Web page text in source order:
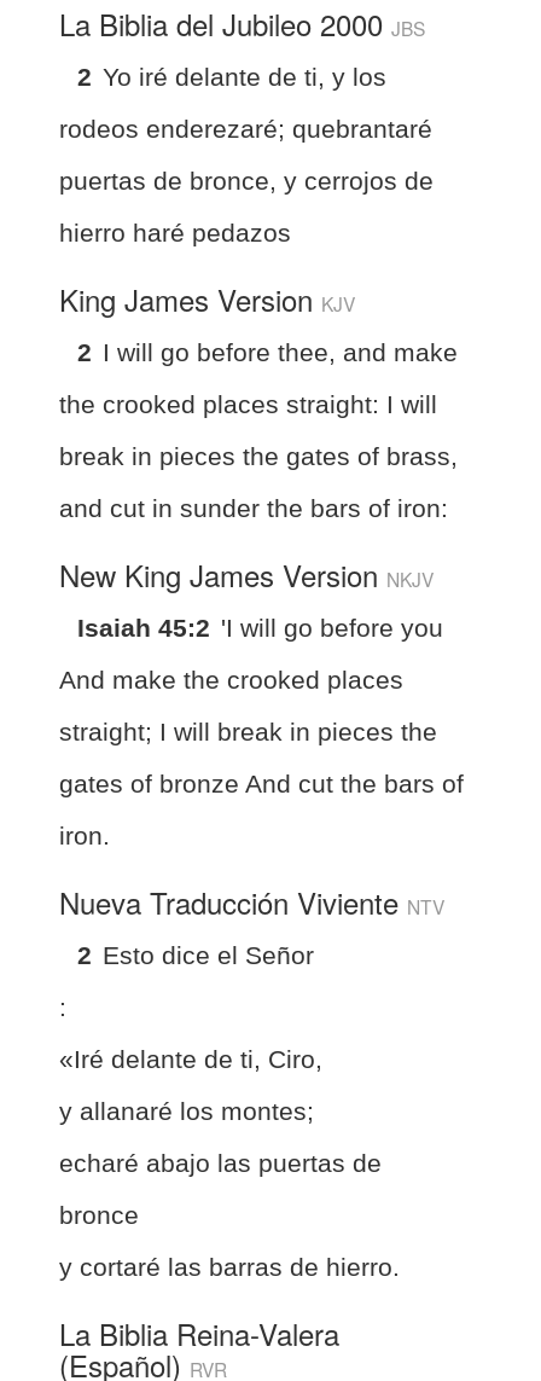
La Biblia del Jubileo 2000 JBS
2 Yo iré delante de ti, y los
rodeos enderezaré; quebrantaré
puertas de bronce, y cerrojos de
hierro haré pedazos
King James Version KJV
2 I will go before thee, and make
the crooked places straight: I will
break in pieces the gates of brass,
and cut in sunder the bars of iron:
New King James Version NKJV
Isaiah 45:2 'I will go before you
And make the crooked places
straight; I will break in pieces the
gates of bronze And cut the bars of
iron.
Nueva Traducción Viviente NTV
2 Esto dice el Señor
:
«Iré delante de ti, Ciro,
y allanaré los montes;
echaré abajo las puertas de
bronce
y cortaré las barras de hierro.
La Biblia Reina-Valera
(Español) RVR